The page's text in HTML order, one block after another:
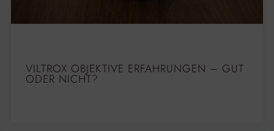
VILTROX OBJEKTIVE ERFAHRUNGEN – GUT
ODER NICHT?